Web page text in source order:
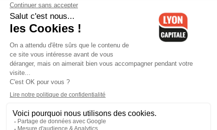
Contactez-nous-Mentions légales-CGV-Politique de